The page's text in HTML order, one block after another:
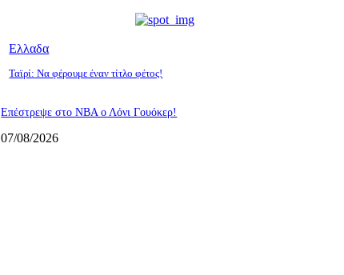
Ελλαδα
Ταϊρί: Να φέρουμε έναν τίτλο φέτος!
Επέστρεψε στο ΝΒΑ ο Λόνι Γουόκερ!
07/08/2026